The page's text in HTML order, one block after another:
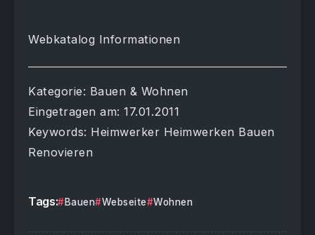
Webkatalog Informationen
Kategorie: Bauen & Wohnen
Eingetragen am: 17.01.2011
Keywords: Heimwerker Heimwerken Bauen
Renovieren
Tags: Bauen Webseite Wohnen